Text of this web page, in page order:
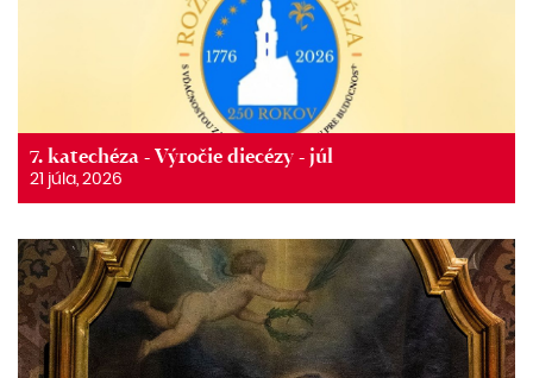
7. katechéza - Výročie diecézy - júl
21 júla, 2026